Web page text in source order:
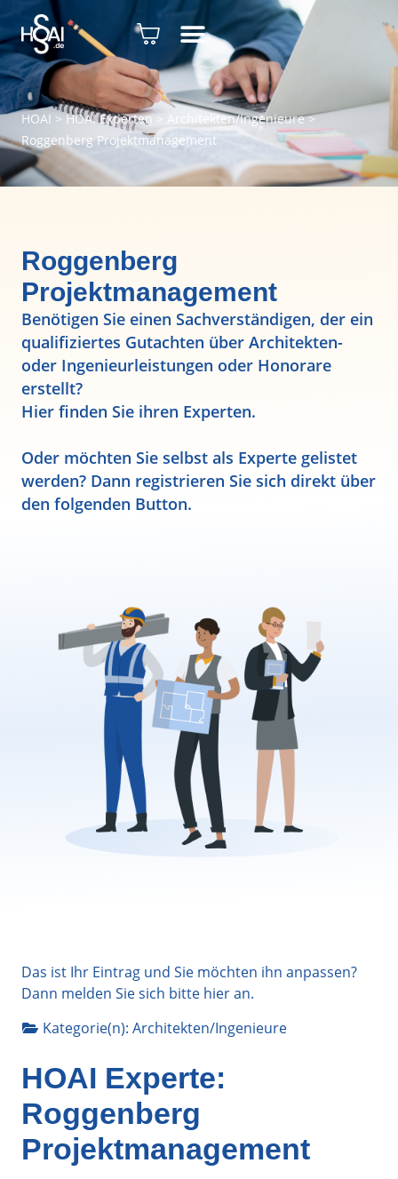
HOAI > HOAI Experten> Architekten/Ingenieure>
Roggenberg Projektmanagement
Roggenberg
Projektmanagement
Benötigen Sie einen Sachverständigen, der ein
qualifiziertes Gutachten über Architekten-
oder Ingenieurleistungen oder Honorare
erstellt?
Hier finden Sie ihren Experten.
Oder möchten Sie selbst als Experte gelistet
werden? Dann registrieren Sie sich direkt über
den folgenden Button.
Das ist Ihr Eintrag und Sie möchten ihn anpassen?
Dann melden Sie sich bitte hieran.
Kategorie(n): Architekten/Ingenieure
HOAI Experte:
Roggenberg
Projektmanagement